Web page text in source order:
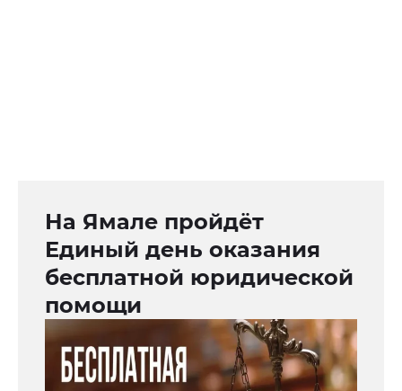
На Ямале пройдёт
Единый день оказания
бесплатной юридической
помощи